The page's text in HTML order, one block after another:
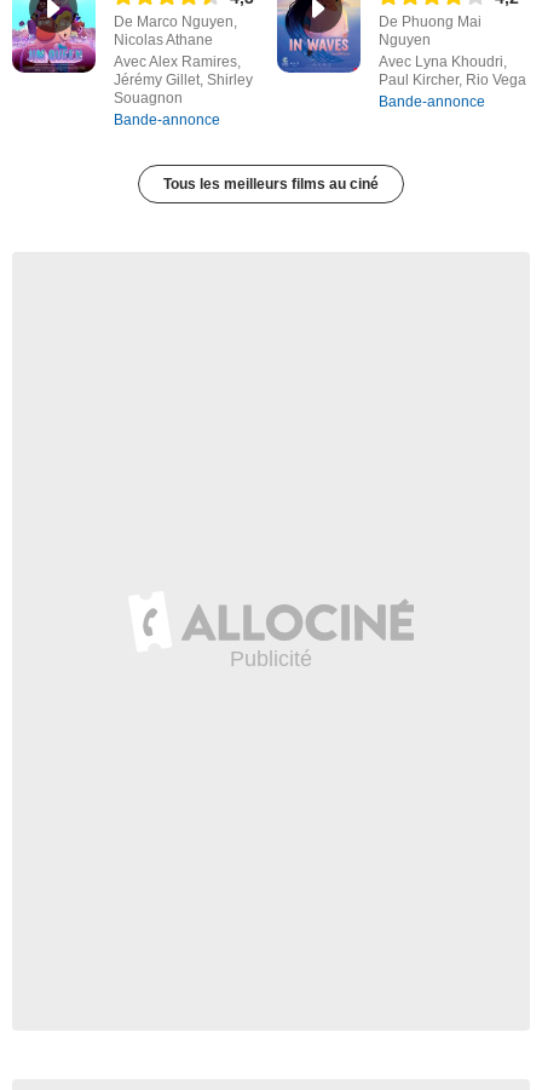
De Marco Nguyen,
Nicolas Athane
Avec Alex Ramires,
Jérémy Gillet, Shirley
Souagnon
Bande-annonce
De Phuong Mai
Nguyen
Avec Lyna Khoudri,
Paul Kircher, Rio Vega
Bande-annonce
Tous les meilleurs films au ciné